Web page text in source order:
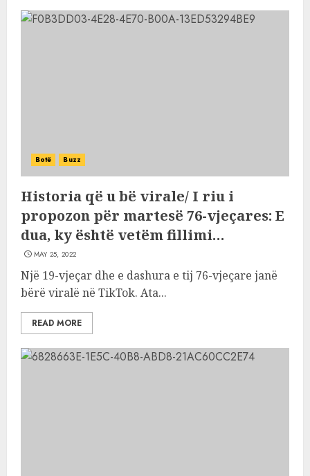
Botë Buzz
Historia që u bë virale/ I riu i
propozon për martesë 76-vjeçares: E
dua, ky është vetëm fillimi…
MAY 25, 2022
Një 19-vjeçar dhe e dashura e tij 76-vjeçare janë
bërë viralë në TikTok. Ata...
READ MORE